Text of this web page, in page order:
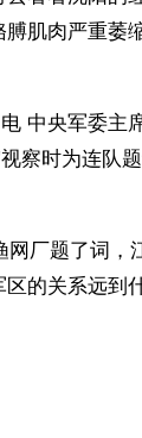
肌肉严重萎
中央军委主
察时为连队
网厂题了词
的关系远到